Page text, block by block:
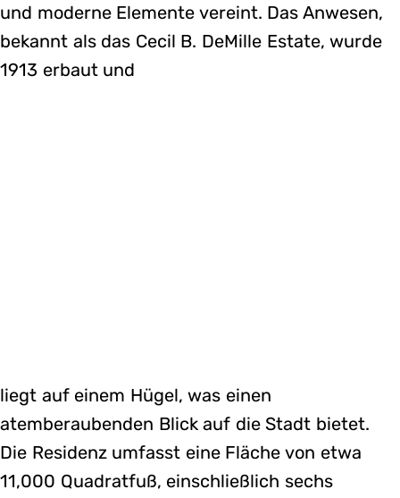
und moderne Elemente vereint. Das Anwesen,
bekannt als das Cecil B. DeMille Estate, wurde
1913 erbaut und
liegt auf einem Hügel, was einen
atemberaubenden Blick auf die Stadt bietet.
Die Residenz umfasst eine Fläche von etwa
11,000 Quadratfuß, einschließlich sechs